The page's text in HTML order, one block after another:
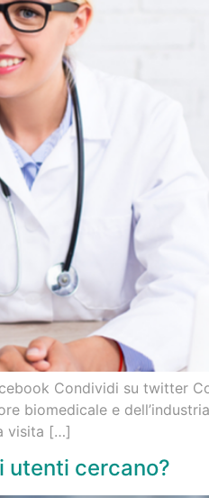
Condividi su twitter
biomedicale e
visita […]
utenti cercano?